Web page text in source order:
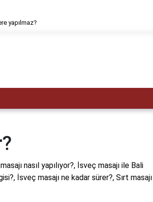
yapılmaz?
nasıl yapılıyor?, İsveç masajı ile Bali
İsveç masajı ne kadar sürer?, Sırt masajı